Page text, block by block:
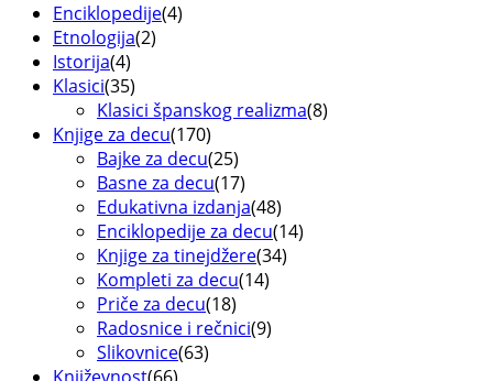
Enciklopedije(4)
Etnologija(2)
Istorija(4)
Klasici(35)
Klasici španskog realizma(8)
Knjige za decu(170)
Bajke za decu(25)
Basne za decu(17)
Edukativna izdanja(48)
Enciklopedije za decu(14)
Knjige za tinejdžere(34)
Kompleti za decu(14)
Priče za decu(18)
Radosnice i rečnici(9)
Slikovnice(63)